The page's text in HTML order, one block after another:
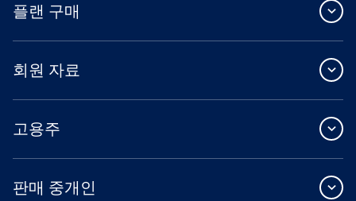
플랜 구매
회원 자료
고용주
판매 중개인